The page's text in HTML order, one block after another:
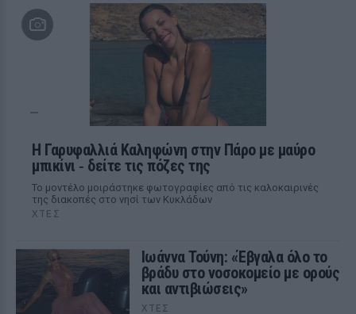
Η Γαρυφαλλιά Καληφώνη στην Πάρο με μαύρο
μπικίνι ‑ δείτε τις πόζες της
Το μοντέλο μοιράστηκε φωτογραφίες από τις καλοκαιρινές
της διακοπές στο νησί των Κυκλάδων
ΧΤΕΣ
Ιωάννα Τούνη: «Έβγαλα όλο το
βράδυ στο νοσοκομείο με ορούς
και αντιβιώσεις»
ΧΤΕΣ